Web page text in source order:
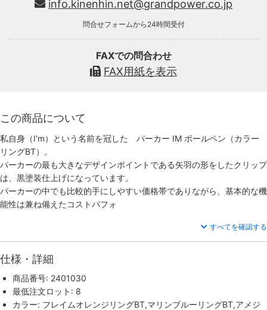
info.kinenhin.net@grandpower.co.jp
問合せフォームから24時間受付
FAXでの問合わせ
FAX用紙を表示
この商品について
私自身（I'm）という名前を冠した パーカー IM ボールペン（カラー
リングBT）。
パーカーの最も大きなデザインポイントである矢羽の形をしたクリップ
は、黒塗装仕上げになっています。
パーカーの中でも比較的手にしやすい価格帯でありながら、基本的な機
能性は兼ね備えたコストパフォ
すべてを確認する
仕様・詳細
商品番号: 2401030
最低注文ロット: 8
カラー: フレイムオレンジリングBT,マリンブルーリングBT,アメジ